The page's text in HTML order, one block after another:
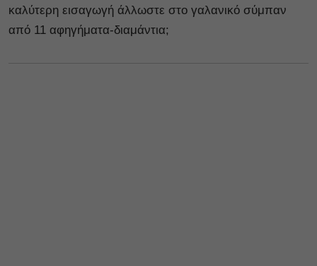
καλύτερη εισαγωγή άλλωστε στο γαλανικό σύμπαν
από 11 αφηγήματα-διαμάντια;